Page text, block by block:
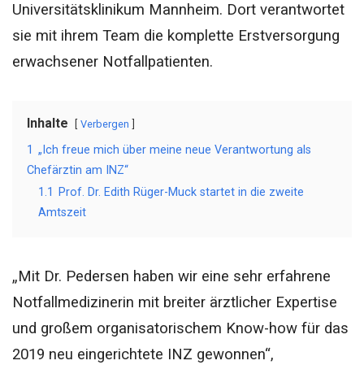
Universitätsklinikum Mannheim. Dort verantwortet
sie mit ihrem Team die komplette Erstversorgung
erwachsener Notfallpatienten.
Inhalte Verbergen
1 „Ich freue mich über meine neue Verantwortung als
Chefärztin am INZ“
1.1
Prof. Dr. Edith Rüger-Muck startet in die zweite
Amtszeit
„Mit Dr. Pedersen haben wir eine sehr erfahrene
Notfallmedizinerin mit breiter ärztlicher Expertise
und großem organisatorischem Know-how für das
2019 neu eingerichtete INZ gewonnen“,